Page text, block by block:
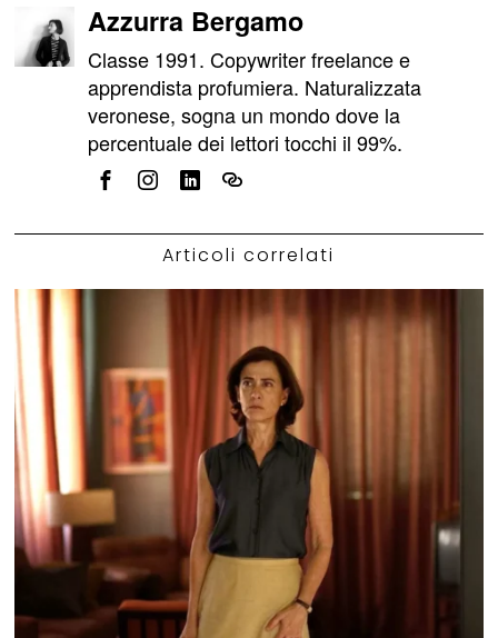
Azzurra Bergamo
Classe 1991. Copywriter freelance e
apprendista profumiera. Naturalizzata
veronese, sogna un mondo dove la
percentuale dei lettori tocchi il 99%.
Articoli correlati